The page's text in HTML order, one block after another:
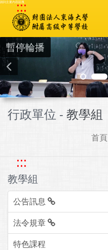
跳到主要內容區塊
:::
暫停輪播
行政單位 - 教學組
首頁
:::
教學組
公告訊息
法令規章
特色課程